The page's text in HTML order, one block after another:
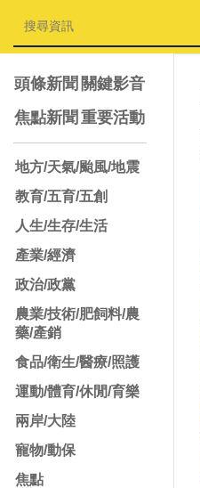
頭條新聞 關鍵影音
焦點新聞 重要活動
地方/天氣/颱風/地震
教育/五育/五創
人生/生存/生活
產業/經濟
政治/政黨
農業/技術/肥飼料/農
藥/產銷
食品/衛生/醫療/照護
運動/體育/休閒/育樂
兩岸/大陸
寵物/動保
焦點